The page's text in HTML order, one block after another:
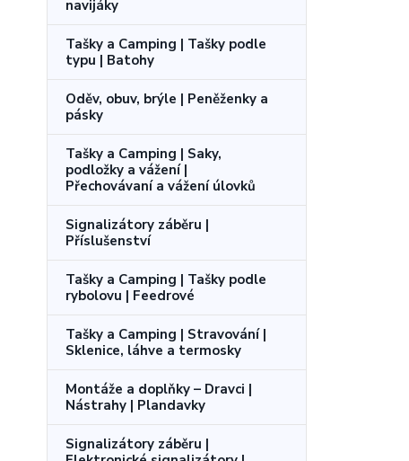
navijáky
Tašky a Camping | Tašky podle
typu | Batohy
Oděv, obuv, brýle | Peněženky a
pásky
Tašky a Camping | Saky,
podložky a vážení |
Přechovávaní a vážení úlovků
Signalizátory záběru |
Příslušenství
Tašky a Camping | Tašky podle
rybolovu | Feedrové
Tašky a Camping | Stravování |
Sklenice, láhve a termosky
Montáže a doplňky – Dravci |
Nástrahy | Plandavky
Signalizátory záběru |